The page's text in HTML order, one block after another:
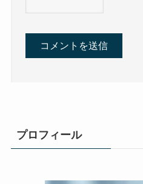
プロフィール